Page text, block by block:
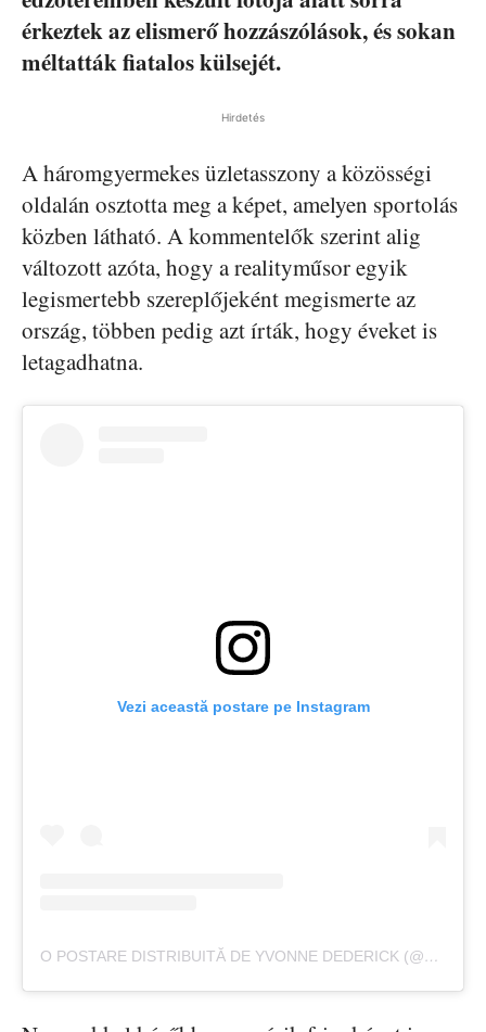
érkeztek az elismerő hozzászólások, és sokan
méltatták fiatalos külsejét.
Hirdetés
A háromgyermekes üzletasszony a közösségi
oldalán osztotta meg a képet, amelyen sportolás
közben látható. A kommentelők szerint alig
változott azóta, hogy a realityműsor egyik
legismertebb szereplőjeként megismerte az
ország, többen pedig azt írták, hogy éveket is
letagadhatna.
Vezi această postare pe Instagram
O POSTARE DISTRIBUITĂ DE YVONNE DEDERICK (@YVONNEDEDERICK)